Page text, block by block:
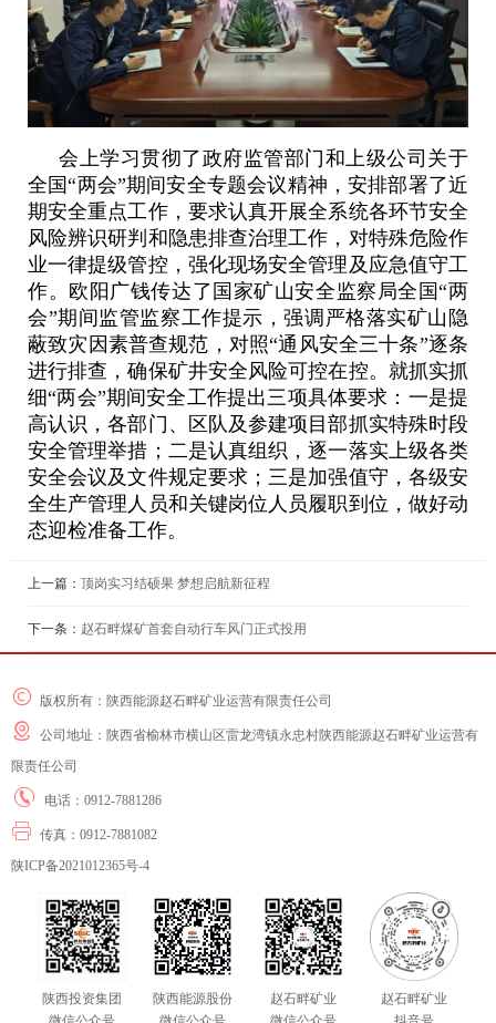
会上学习贯彻了政府监管部门和上级公司关于
全国“两会”期间安全专题会议精神，安排部署了近
期安全重点工作，要求认真开展全系统各环节安全
风险辨识研判和隐患排查治理工作，对特殊危险作
业一律提级管控，强化现场安全管理及应急值守工
作。欧阳广钱传达了国家矿山安全监察局全国“两
会”期间监管监察工作提示，强调严格落实矿山隐
蔽致灾因素普查规范，对照“通风安全三十条”逐条
进行排查，确保矿井安全风险可控在控。就抓实抓
细“两会”期间安全工作提出三项具体要求：一是提
高认识，各部门、区队及参建项目部抓实特殊时段
安全管理举措；二是认真组织，逐一落实上级各类
安全会议及文件规定要求；三是加强值守，各级安
全生产管理人员和关键岗位人员履职到位，做好动
态迎检准备工作。
上一篇： 顶岗实习结硕果 梦想启航新征程
下一条： 赵石畔煤矿首套自动行车风门正式投用
版权所有：陕西能源赵石畔矿业运营有限责任公司
公司地址：陕西省榆林市横山区雷龙湾镇永忠村陕西能源赵石畔矿业运营有
限责任公司
电话：0912-7881286
传真：0912-7881082
陕ICP备2021012365号-4
陕西投资集团
陕西能源股份
赵石畔矿业
赵石畔矿业